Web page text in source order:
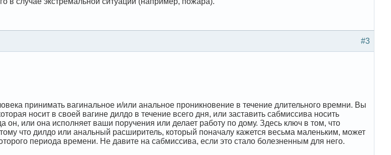
#3
принимать вагинальное и/или анальное проникновение в течение длительного времни. Вы
носит в своей вагине дилдо в течение всего дня, или заставить сабмиссива носить
он, или она исполняет ваши поручения или делает работу по дому. Здесь ключ в том, что
что дилдо или анальный расширитель, который поначалу кажется весьма маленьким, может
периода времени. Не давите на сабмиссива, если это стало болезненным для него.